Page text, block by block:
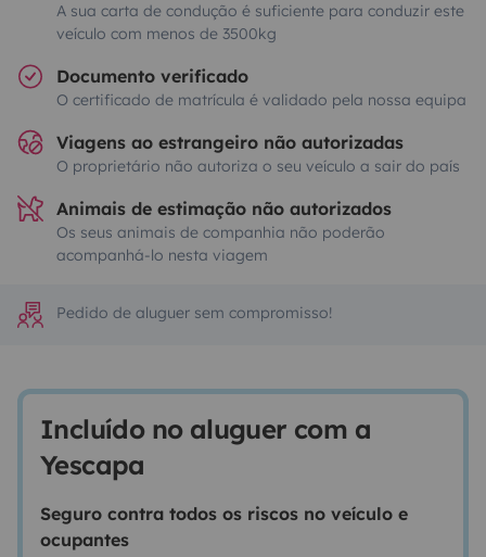
A sua carta de condução é suficiente para conduzir este
veículo com menos de 3500kg
Documento verificado
O certificado de matrícula é validado pela nossa equipa
Viagens ao estrangeiro não autorizadas
O proprietário não autoriza o seu veículo a sair do país
Animais de estimação não autorizados
Os seus animais de companhia não poderão
acompanhá-lo nesta viagem
Pedido de aluguer sem compromisso!
Incluído no aluguer com a
Yescapa
Seguro contra todos os riscos no veículo e
ocupantes